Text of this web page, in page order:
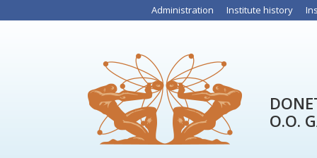
Administration Institute history
O.O.